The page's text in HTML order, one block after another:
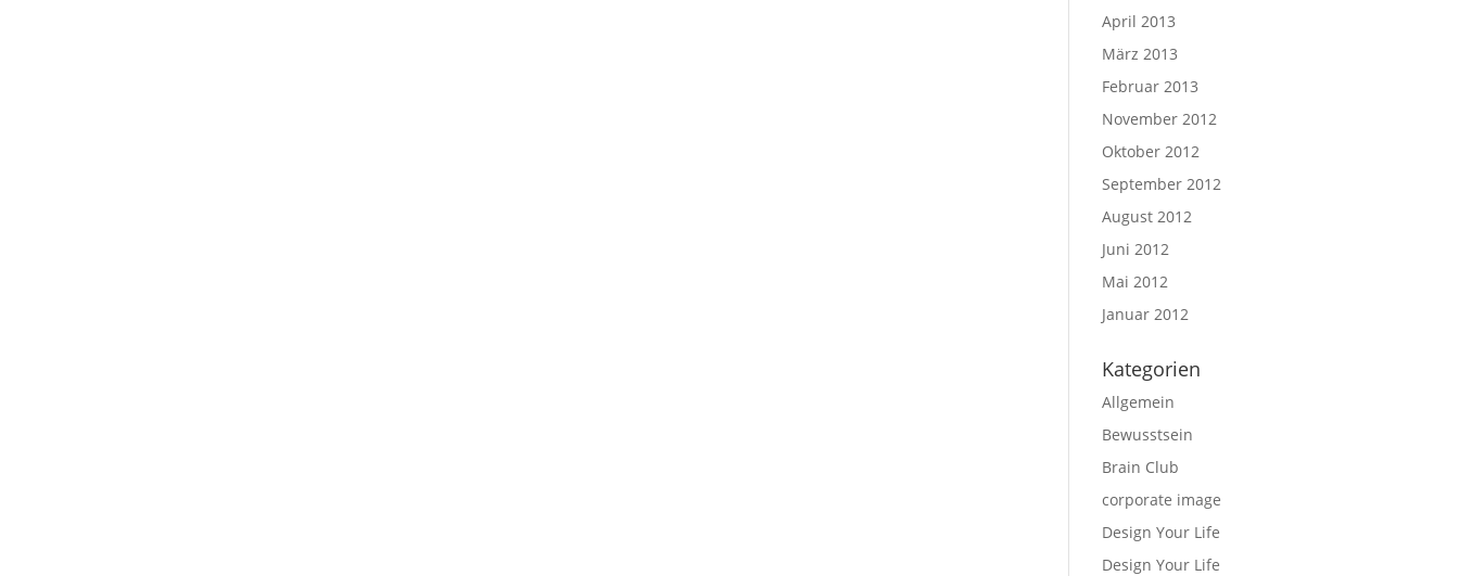
April 2013
März 2013
Februar 2013
November 2012
Oktober 2012
September 2012
August 2012
Juni 2012
Mai 2012
Januar 2012
Kategorien
Allgemein
Bewusstsein
Brain Club
corporate image
Design Your Life
Design Your Life